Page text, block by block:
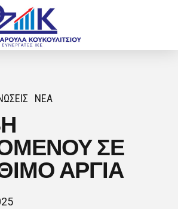
ΝΈΑ
ΣΕ
ΑΡΓΙΑ